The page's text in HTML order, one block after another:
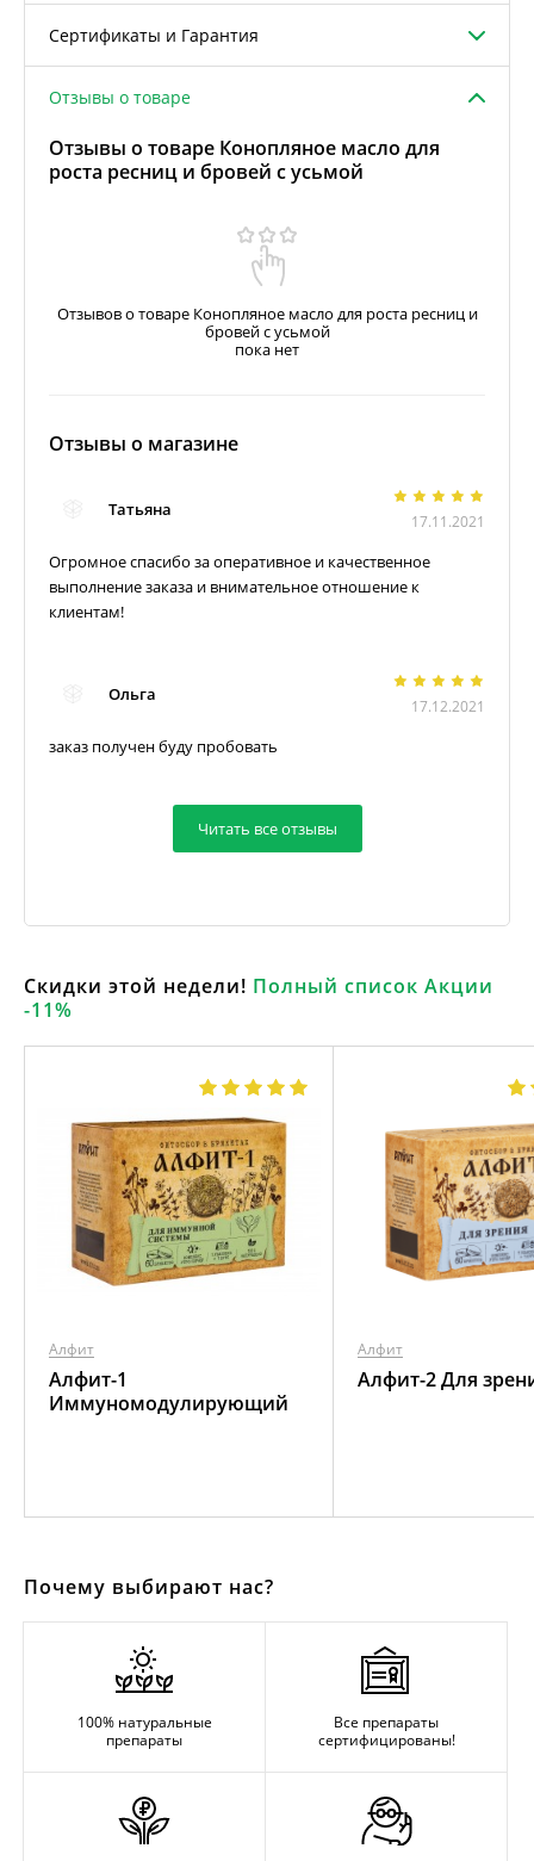
Сертификаты и Гарантия
Отзывы о товаре
Отзывы о товаре Конопляное масло для
роста ресниц и бровей с усьмой
Отзывов о товаре Конопляное масло для роста ресниц и
бровей с усьмой
пока нет
Отзывы о магазине
Татьяна
17.11.2021
Огромное спасибо за оперативное и качественное
выполнение заказа и внимательное отношение к
клиентам!
Ольга
17.12.2021
заказ получен буду пробовать
Читать все отзывы
Скидки этой недели! Полный список Акции
-11%
Алфит
Алфит-1
Иммуномодулирующий
Алфит
Алфит-2 Для
Почему выбирают нас?
100% натуральные
препараты
Все препараты
сертифицированы!